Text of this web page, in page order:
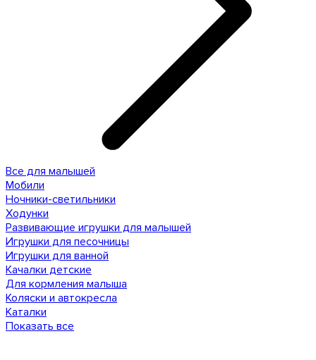
Все для малышей
Мобили
Ночники-светильники
Ходунки
Развивающие игрушки для малышей
Игрушки для песочницы
Игрушки для ванной
Качалки детские
Для кормления малыша
Коляски и автокресла
Каталки
Показать все